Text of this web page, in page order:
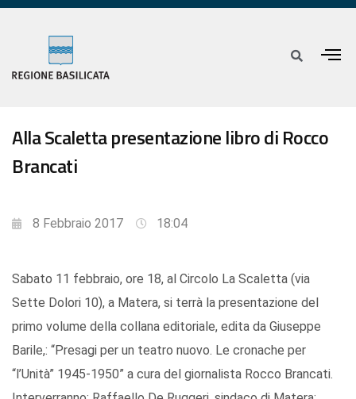
Alla Scaletta presentazione libro di Rocco
Brancati
8 Febbraio 2017 18:04
Sabato 11 febbraio, ore 18, al Circolo La Scaletta (via
Sette Dolori 10), a Matera, si terrà la presentazione del
primo volume della collana editoriale, edita da Giuseppe
Barile,: “Presagi per un teatro nuovo. Le cronache per
“l’Unità” 1945-1950” a cura del giornalista Rocco Brancati.